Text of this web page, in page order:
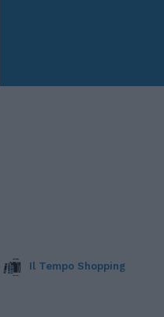
Il Tempo Shopping